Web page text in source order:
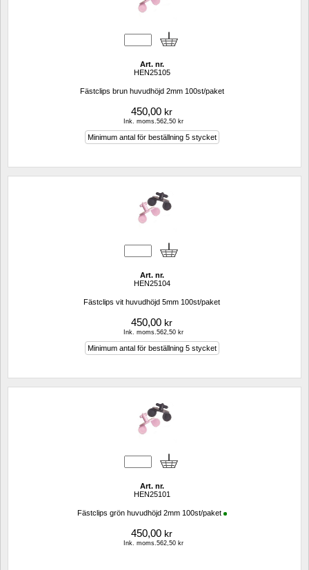
Art. nr.
HEN25105
Fästclips brun huvudhöjd 2mm 100st/paket
450,00 kr
Ink. moms.562,50 kr
Minimum antal för beställning 5 stycket
Art. nr.
HEN25104
Fästclips vit huvudhöjd 5mm 100st/paket
450,00 kr
Ink. moms.562,50 kr
Minimum antal för beställning 5 stycket
Art. nr.
HEN25101
Fästclips grön huvudhöjd 2mm 100st/paket
450,00 kr
Ink. moms.562,50 kr